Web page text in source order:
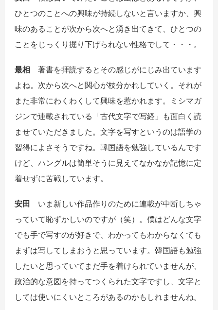
ひとつのことへの興味が持続しないと言いますか、興
味のあることが次から次へと湧き出てきて、ひとつの
ことをじっくり掘り下げられない性格でして・・・。
最相 著書を拝読するとその感じがにじみ出ています
よね。次から次へと関心が枝分かれしていく。それが
また非常にわくわくして興味を惹かれます。ミシマガ
ジンで連載されている「古代文字で写経」も面白く読
ませていただきました。文字を写すというのは語学の
習得によさそうですね。韓国語を勉強しているんです
けど、ハングルは簡単そうに見えてなかなか記憶に定
着せずに苦戦しています。
安田 いま新しい作品作りのために連載が中断しちゃ
っていて恥ずかしいのですが（笑）。僕はどんな文字
でも手で写すのが好きで、わかってもわからなくても
まずは写してしまおうと思っています。韓国語も勉強
したいと思っていてまだ手を着けられていませんが、
政治的な意図を持ってつくられた文字ですし、文字と
しては使いにくいところがあるのかもしれませんね。